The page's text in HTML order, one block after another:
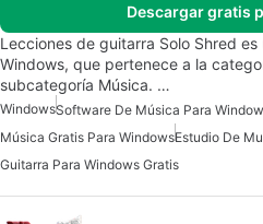
Descargar gratis
Lecciones de guitarra Solo Shred
Windows, que pertenece a la
subcategoría Música. …
WindowsSoftware De Música Para
Música Gratis Para WindowsEstudio De
Guitarra Para Windows Gratis